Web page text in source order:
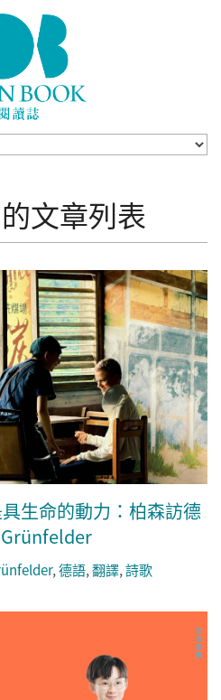
文章列表
生命的動力：柏森訪德
,德語,翻譯,詩歌